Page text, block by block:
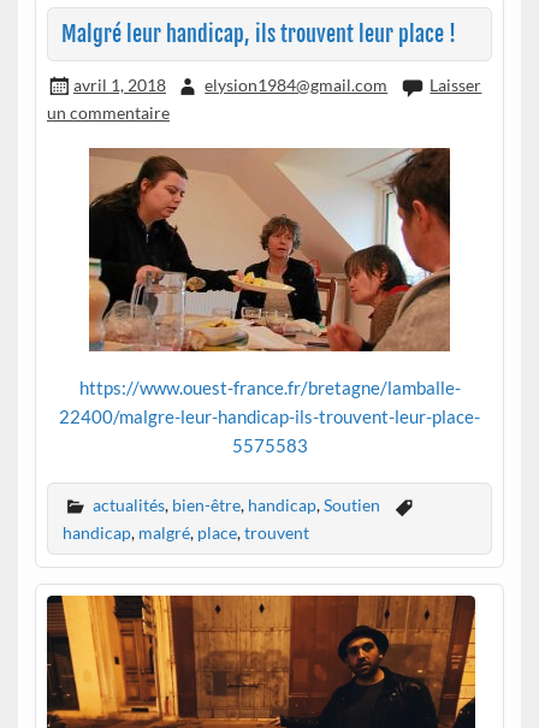
Malgré leur handicap, ils trouvent leur place !
avril 1, 2018 elysion1984@gmail.com
Laisser
un commentaire
https://www.ouest-france.fr/bretagne/lamballe-
22400/malgre-leur-handicap-ils-trouvent-leur-place-
5575583
actualités, bien-être, handicap,Soutien
handicap, malgré, place,trouvent